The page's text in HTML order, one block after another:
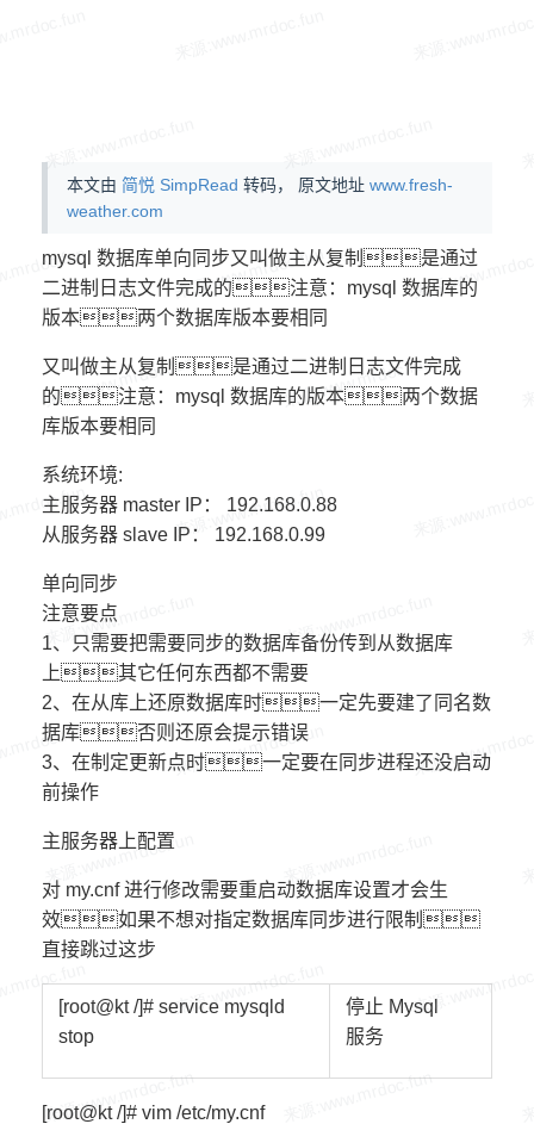
本文由 简悦 SimpRead 转码， 原文地址 www.fresh-
weather.com
mysql 数据库单向同步又叫做主从复制是通过
二进制日志文件完成的注意：mysql 数据库的
版本两个数据库版本要相同
又叫做主从复制是通过二进制日志文件完成
的注意：mysql 数据库的版本两个数据
库版本要相同
系统环境:
主服务器 master IP： 192.168.0.88
从服务器 slave IP： 192.168.0.99
单向同步
注意要点
1、只需要把需要同步的数据库备份传到从数据库
上其它任何东西都不需要
2、在从库上还原数据库时一定先要建了同名数
据库否则还原会提示错误
3、在制定更新点时一定要在同步进程还没启动
前操作
主服务器上配置
对 my.cnf 进行修改需要重启动数据库设置才会生
效如果不想对指定数据库同步进行限制
直接跳过这步
[root@kt/]# service mysqld
stop
停止 Mysql
服务
[root@kt /]# vim /etc/my.cnf